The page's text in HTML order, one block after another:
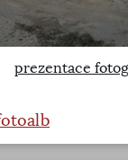
prezentace